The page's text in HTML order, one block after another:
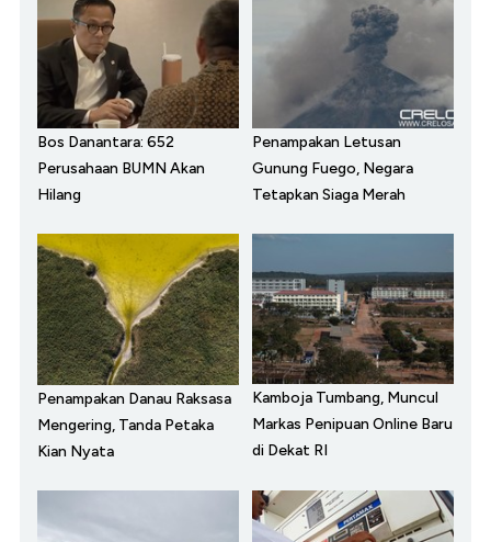
Bos Danantara: 652
Perusahaan BUMN Akan
Hilang
Penampakan Letusan
Gunung Fuego, Negara
Tetapkan Siaga Merah
Penampakan Danau Raksasa
Mengering, Tanda Petaka
Kian Nyata
Kamboja Tumbang, Muncul
Markas Penipuan Online Baru
di Dekat RI